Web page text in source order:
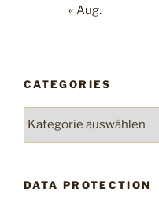
« Aug.
CATEGORIES
DATA PROTECTION